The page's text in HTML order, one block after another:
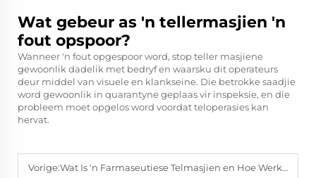
Wat gebeur as 'n tellermasjien 'n
fout opspoor?
Wanneer 'n fout opgespoor word, stop teller masjiene
gewoonlik dadelik met bedryf en waarsku dit operateurs
deur middel van visuele en klankseine. Die betrokke saadjie
word gewoonlik in quarantyne geplaas vir inspeksie, en die
probleem moet opgelos word voordat teloperasies kan
hervat.
Vorige:Wat Is 'n Farmaseutiese Telmasjien en Hoe Werk Dit?